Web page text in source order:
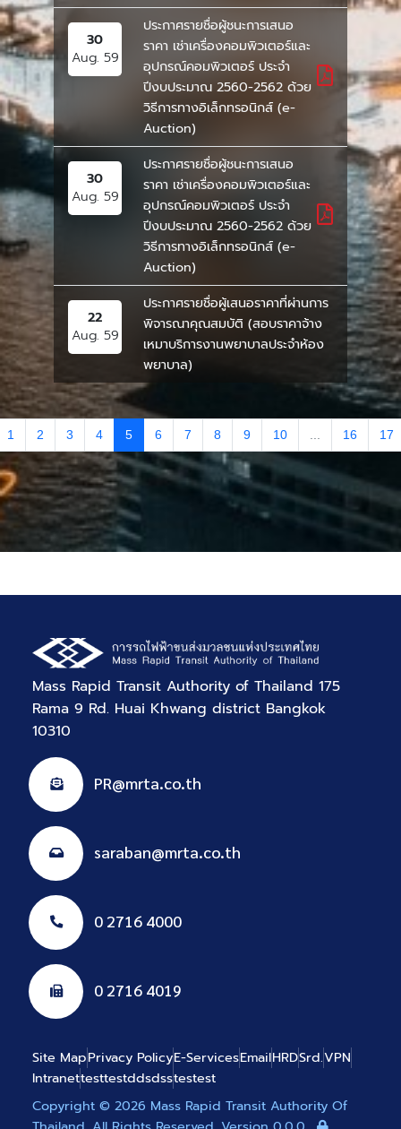
30
Aug. 59
ประกาศรายชื่อผู้ชนะการเสนอ
ราคา เช่าเครื่องคอมพิวเตอร์และ
อุปกรณ์คอมพิวเตอร์ ประจำ
ปีงบประมาณ 2560-2562 ด้วย
วิธีการทางอิเล็กทรอนิกส์ (e-
Auction)
30
Aug. 59
ประกาศรายชื่อผู้ชนะการเสนอ
ราคา เช่าเครื่องคอมพิวเตอร์และ
อุปกรณ์คอมพิวเตอร์ ประจำ
ปีงบประมาณ 2560-2562 ด้วย
วิธีการทางอิเล็กทรอนิกส์ (e-
Auction)
22
Aug. 59
ประกาศรายชื่อผู้เสนอราคาที่ผ่านการ
พิจารณาคุณสมบัติ (สอบราคาจ้าง
เหมาบริการงานพยาบาลประจำห้อง
พยาบาล)
1 2 3 4 5 6 7 8 9 10 16 17
Mass Rapid Transit Authority of Thailand 175
Rama 9 Rd. Huai Khwang district Bangkok
10310
PR@mrta.co.th
saraban@mrta.co.th
0 2716 4000
0 2716 4019
Site MapPrivacy PolicyE-ServicesEmailHRDSrd.VPN
Intranettesttestddsdsstestest
Copyright © 2026 Mass Rapid Transit Authority Of